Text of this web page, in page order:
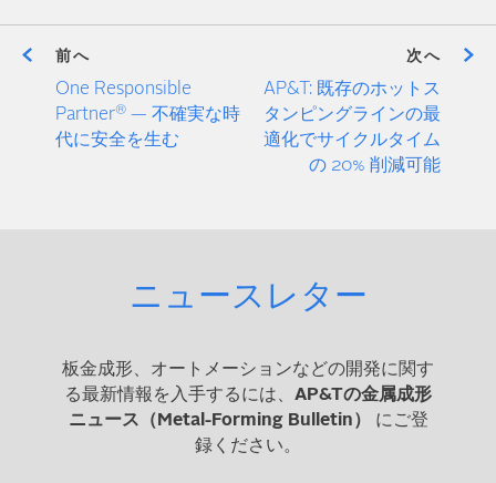
前へ
One Responsible
Partner® — 不確実な時
代に安全を生む
次へ
AP&T: 既存のホットス
タンピングラインの最
適化でサイクルタイム
の 20% 削減可能
ニュースレター
板金成形、オートメーションなどの開発に関す
る最新情報を入手するには、 AP&Tの金属成形
ニュース（Metal-Forming Bulletin）
にご登
録ください。